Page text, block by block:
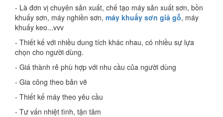
- Là đơn vị chuyên sản xuất, chế tạo máy sản xuất sơn, bồn
khuấy sơn, máy nghiền sơn, máy khuấy sơn giả gỗ, máy
khuấy keo...vvv
- Thiết kế với nhiều dung tích khác nhau, có nhiều sự lựa
chọn cho người dùng.
- Giá thành rẻ phù hợp với nhu cầu của người dùng
- Gia công theo bản vẽ
- Thiết kế máy theo yêu cầu
- Tư vấn nhiệt tình, tận tâm